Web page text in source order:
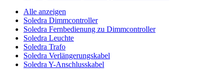
Alle anzeigen
Soledra Dimmcontroller
Soledra Fernbedienung zu Dimmcontroller
Soledra Leuchte
Soledra Trafo
Soledra Verlängerungskabel
Soledra Y-Anschlusskabel